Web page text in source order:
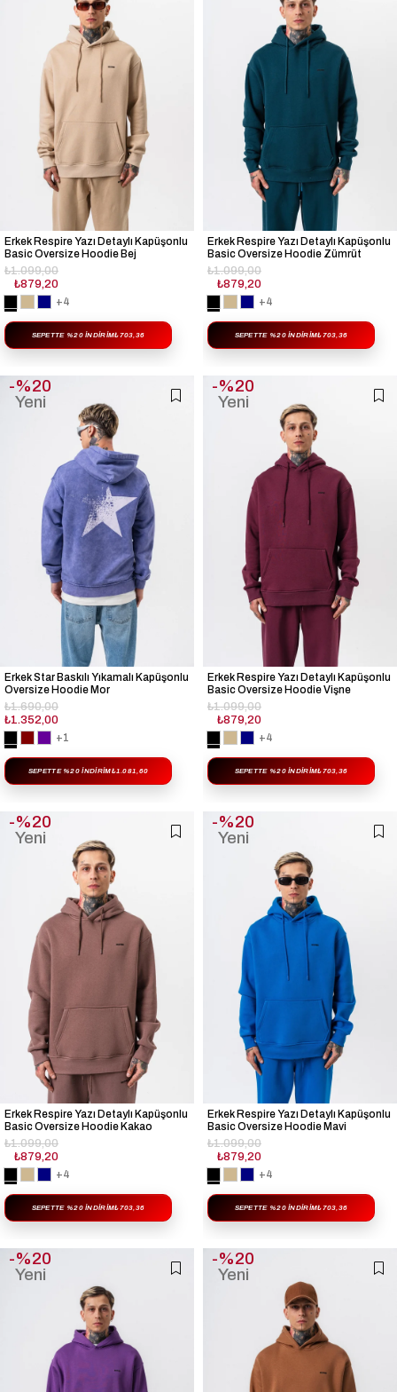
Erkek Respire Yazı Detaylı Kapüşonlu
Basic Oversize Hoodie Bej
₺879,20
₺1.099,00
+4
SEPETTE %20 İNDIRIM₺703,36
Erkek Respire Yazı Detaylı Kapüşonlu
Basic Oversize Hoodie Zümrüt
₺879,20
₺1.099,00
+4
SEPETTE %20 İNDIRIM₺703,36
Erkek Star Baskılı Yıkamalı Kapüşonlu
Oversize Hoodie Mor
₺1.352,00
₺1.690,00
+1
SEPETTE %20 İNDIRIM₺1.081,60
%20
Yeni
Erkek Respire Yazı Detaylı Kapüşonlu
Basic Oversize Hoodie Vişne
₺879,20
₺1.099,00
+4
SEPETTE %20 İNDIRIM₺703,36
%20
Yeni
Erkek Respire Yazı Detaylı Kapüşonlu
Basic Oversize Hoodie Kakao
₺879,20
₺1.099,00
+4
SEPETTE %20 İNDIRIM₺703,36
%20
Yeni
Erkek Respire Yazı Detaylı Kapüşonlu
Basic Oversize Hoodie Mavi
₺879,20
₺1.099,00
+4
SEPETTE %20 İNDIRIM₺703,36
%20
Yeni
%20
Yeni
%20
Yeni